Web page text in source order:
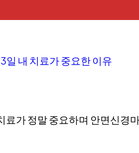
일 내 치료가 중요한 이유
가 정말 중요하며 안면신경